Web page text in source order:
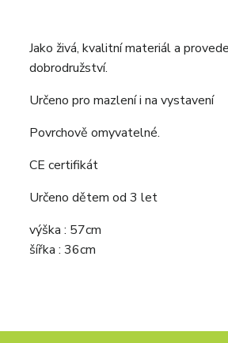
Jako živá, kvalitní materiál a
dobrodružství.
Určeno pro mazlení i na vystavení
Povrchově omyvatelné.
CE certifikát
Určeno dětem od 3 let
výška : 57cm
šířka : 36cm